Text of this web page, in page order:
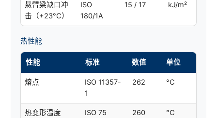
悬臂梁缺口冲
击（+23°C）
ISO
180/1A
15 / 17 kJ/m²
热性能
性能 标准 数值 单位
熔点
ISO 11357-
1
262 °C
热变形温度
ISO 75 260 °C